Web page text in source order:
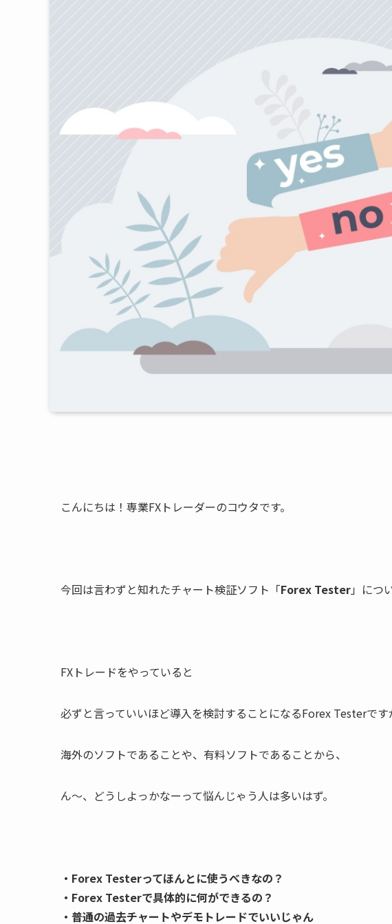
こんにちは！専業FXトレーダーのコウタです。
今回は言わずと知れたチャート検証ソフト「Forex Tester」につ
FXトレードをやっていると
必ずと言っていいほど導入を検討することになるForex Testerです
海外のソフトであることや、有料ソフトであることから、
ん～、どうしよっかなーって悩んじゃう人は多いはず。
・Forex Testerってほんとに使うべきなの？
・Forex Testerで具体的に何ができるの？
・普通の過去チャートやデモトレードでいいじゃん